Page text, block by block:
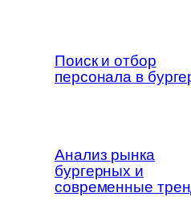
Поиск и отбор
персонала в
Анализ рынка
бургерных и
современные